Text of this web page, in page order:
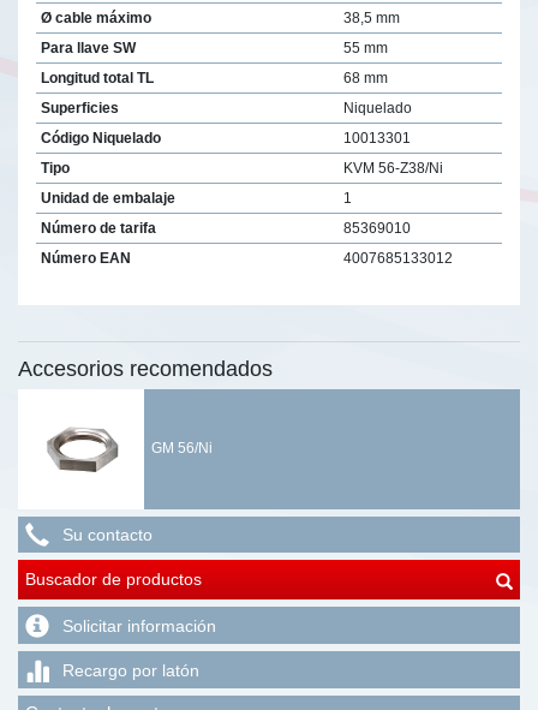
Ø cable máximo
38,5 mm
Para llave SW
55 mm
Longitud total TL
68 mm
Superficies
Niquelado
Código Niquelado
10013301
Tipo
KVM 56-Z38/Ni
Unidad de embalaje
1
Número de tarifa
85369010
Número EAN
4007685133012
Accesorios recomendados
GM 56/Ni
Su contacto
Buscador de productos
Solicitar información
Recargo por latón